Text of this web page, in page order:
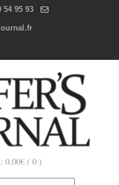
54 95 93
0,00€ ( 0 )